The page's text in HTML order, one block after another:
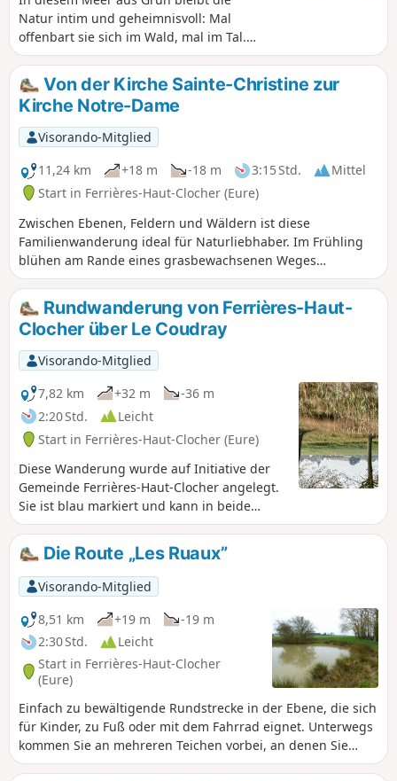
Natur intim und geheimnisvoll: Mal
offenbart sie sich im Wald, mal im Tal.
Der Iton taucht im Laufe des
Spaziergangs immer wieder auf und
verschwindet wieder.
Von der Kirche Sainte-Christine zur
Kirche Notre-Dame
Visorando-Mitglied
11,24 km
+18 m -18 m 3:15 Std.
Mittel
Start in Ferrières-Haut-Clocher (Eure)
Zwischen Ebenen, Feldern und Wäldern ist diese
Familienwanderung ideal für Naturliebhaber. Im Frühling
blühen am Rande eines grasbewachsenen Weges
wunderschöne wilde Narzissen, die Groß und Klein
begeistern. Etwas später in der Saison erinnern Sie die
blühenden Obstgärten daran, dass Sie sich in der
Normandie befinden!
Rundwanderung von Ferrières-Haut-
Clocher über Le Coudray
Visorando-Mitglied
7,82 km
+32 m
-36 m
2:20 Std.
Leicht
Start in Ferrières-Haut-Clocher (Eure)
Diese Wanderung wurde auf Initiative der
Gemeinde Ferrières-Haut-Clocher angelegt.
Sie ist blau markiert und kann in beide
Richtungen begangen werden. Dieser
leichte Spaziergang führt durch den Süden
des Gemeindegebiets, durch Ebenen und
Wälder.
Die Route „Les Ruaux”
Visorando-Mitglied
8,51 km
+19 m
-19 m
2:30 Std.
Leicht
Start in Ferrières-Haut-Clocher
(Eure)
Einfach zu bewältigende Rundstrecke in der Ebene, die sich
für Kinder, zu Fuß oder mit dem Fahrrad eignet. Unterwegs
kommen Sie an mehreren Teichen vorbei, an denen Sie
häufig Enten und Reiher beobachten können.